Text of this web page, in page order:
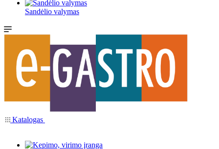
Sandėlio valymas
Katalogas